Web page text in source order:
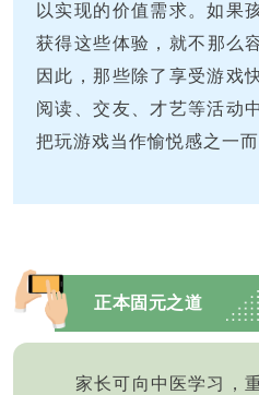
以实现的价值需求。如果
获得这些体验，就不那么
因此，那些除了享受游戏
阅读、交友、才艺等活动
把玩游戏当作愉悦感之一而
正本固元之道
家长可向中医学习，